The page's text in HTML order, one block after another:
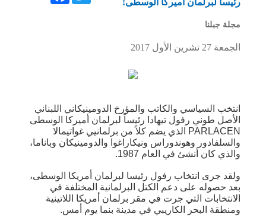
مجلة جبلنا
الجمعة 27 تشرين الأول 2017
انتخب السياسي والكاتب والمؤرخ الدومينيكاني اللبناني
الأصل طوني رفول تيهادا رئيساً لبرلمان أميركا الوسطى
PARLACEN الذي يضم كلاً من برلمانيي غواتيمالا
والسلفادور وهوندوراس ونيكاراغوا والدومينيكان وباناما،
والذي كان أنشئ في العام 1987.
ولقد جرى انتخاب رفول رئيسا لبرلمان أمريكا الوسطى،
بعد حصوله على دعم الكتل البرلمانية المختلفة في
الانتخابات التي جرت في مقر برلمان أمريكا اللاتينية
ومنطقة البحر الكاريبي في مدينة بنما يوم أمس.